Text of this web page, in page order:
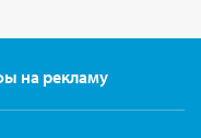
на рекламу